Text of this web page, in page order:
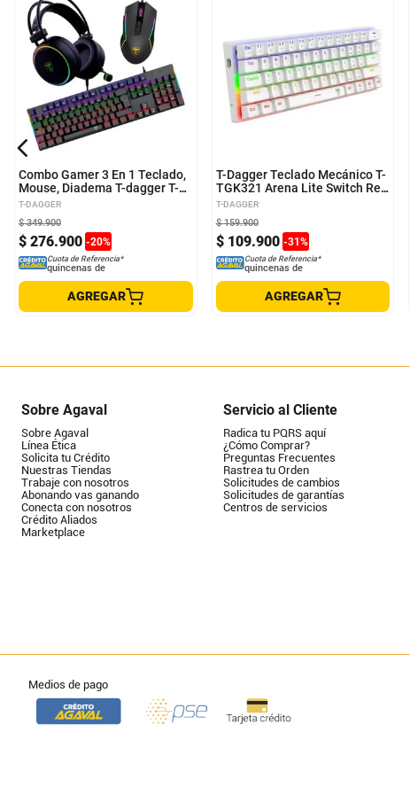
Combo Gamer 3 En 1 Teclado,
Mouse, Diadema T-dagger T-
tgs009
T-DAGGER
$ 276.900 -20%
$ 349.900
Cuota de Referencia*
quincenas de
AGREGAR
T-Dagger Teclado Mecánico T-
TGK321 Arena Lite Switch Red
60% Rainbow Español LAT
T-DAGGER
$ 109.900 -31%
$ 159.900
Cuota de Referencia*
quincenas de
AGREGAR
Sobre Agaval
Sobre Agaval
Línea Ética
Solicita tu Crédito
Nuestras Tiendas
Trabaje con nosotros
Abonando vas ganando
Conecta con nosotros
Crédito Aliados
Marketplace
Servicio al Cliente
Radica tu PQRS aquí
¿Cómo Comprar?
Preguntas Frecuentes
Rastrea tu Orden
Solicitudes de cambios
Solicitudes de garantías
Centros de servicios
Medios de pago